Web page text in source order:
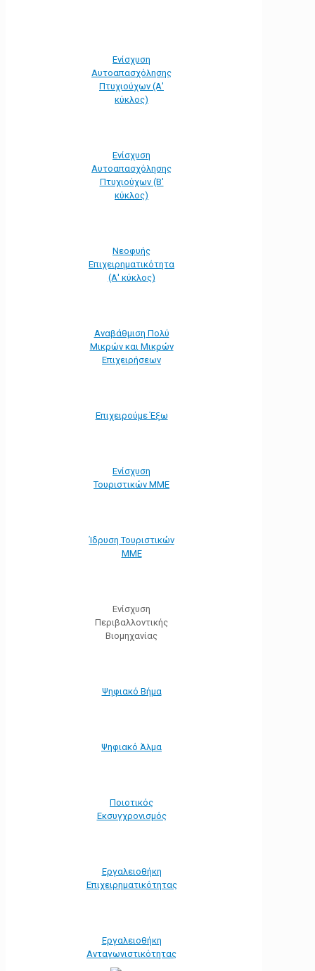
Ενίσχυση
Αυτοαπασχόλησης
Πτυχιούχων (Α'
κύκλος)
Ενίσχυση
Αυτοαπασχόλησης
Πτυχιούχων (Β'
κύκλος)
Νεοφυής
Επιχειρηματικότητα
(Α' κύκλος)
Αναβάθμιση Πολύ
Μικρών και Μικρών
Επιχειρήσεων
Επιχειρούμε Έξω
Ενίσχυση
Τουριστικών ΜΜΕ
Ίδρυση Τουριστικών
ΜΜΕ
Ενίσχυση
Περιβαλλοντικής
Βιομηχανίας
Ψηφιακό Βήμα
Ψηφιακό Άλμα
Ποιοτικός
Εκσυγχρονισμός
Εργαλειοθήκη
Eπιχειρηματικότητας
Εργαλειοθήκη
Ανταγωνιστικότητας